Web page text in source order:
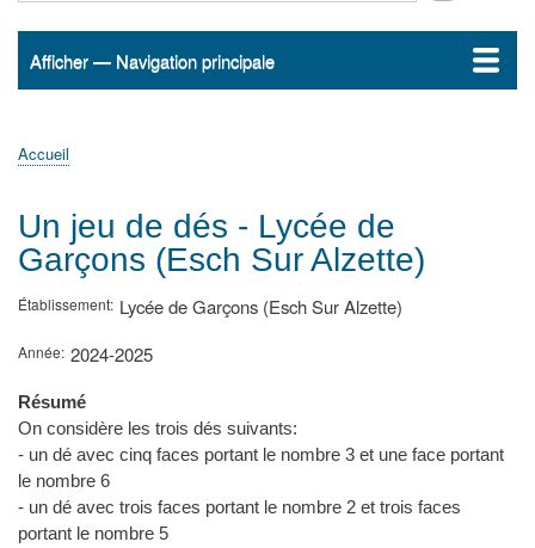
Navigation
Afficher — Navigation principale
Accueil
ActualitésMATh.en.JEANS ?
Régions et Ateliers
Créer, gérer un atelier
Sujets/Publications
Congrès
d'Ariane
Accueil
Un jeu de dés - Lycée de
Garçons (Esch Sur Alzette)
Établissement Lycée de Garçons (Esch Sur Alzette)
Année 2024-2025
Résumé
On considère les trois dés suivants:
- un dé avec cinq faces portant le nombre 3 et une face portant
le nombre 6
- un dé avec trois faces portant le nombre 2 et trois faces
portant le nombre 5